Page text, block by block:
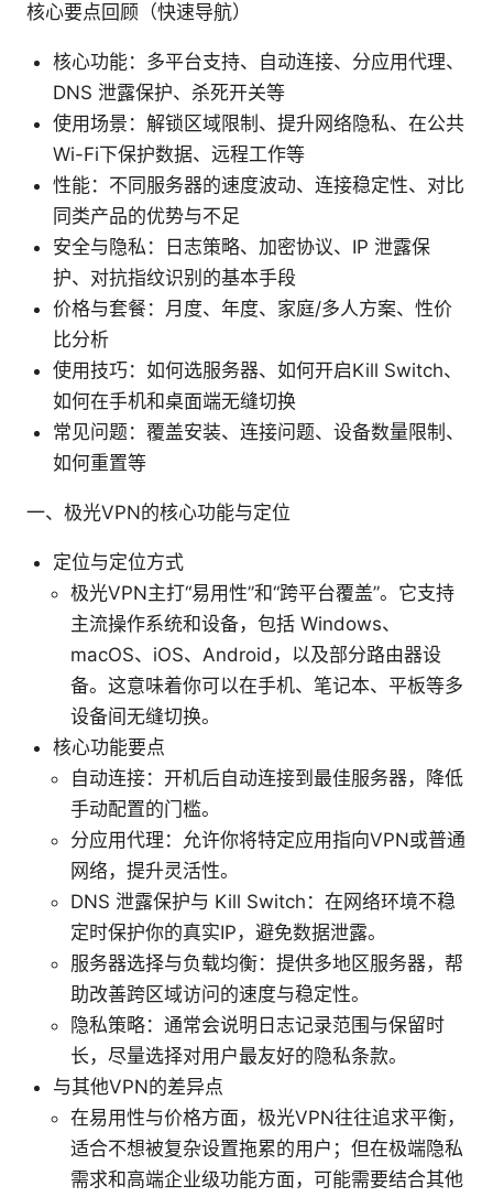
核心要点回顾（快速导航）
核心功能：多平台支持、自动连接、分应用代理、
DNS 泄露保护、杀死开关等
使用场景：解锁区域限制、提升网络隐私、在公共
Wi-Fi下保护数据、远程工作等
性能：不同服务器的速度波动、连接稳定性、对比
同类产品的优势与不足
安全与隐私：日志策略、加密协议、IP 泄露保
护、对抗指纹识别的基本手段
价格与套餐：月度、年度、家庭/多人方案、性价
比分析
使用技巧：如何选服务器、如何开启Kill Switch、
如何在手机和桌面端无缝切换
常见问题：覆盖安装、连接问题、设备数量限制、
如何重置等
一、极光VPN的核心功能与定位
定位与定位方式
极光VPN主打“易用性”和“跨平台覆盖”。它支持
主流操作系统和设备，包括 Windows、
macOS、iOS、Android，以及部分路由器设
备。这意味着你可以在手机、笔记本、平板等多
设备间无缝切换。
核心功能要点
自动连接：开机后自动连接到最佳服务器，降低
手动配置的门槛。
分应用代理：允许你将特定应用指向VPN或普通
网络，提升灵活性。
DNS 泄露保护与 Kill Switch：在网络环境不稳
定时保护你的真实IP，避免数据泄露。
服务器选择与负载均衡：提供多地区服务器，帮
助改善跨区域访问的速度与稳定性。
隐私策略：通常会说明日志记录范围与保留时
长，尽量选择对用户最友好的隐私条款。
与其他VPN的差异点
在易用性与价格方面，极光VPN往往追求平衡，
适合不想被复杂设置拖累的用户；但在极端隐私
需求和高端企业级功能方面，可能需要结合其他